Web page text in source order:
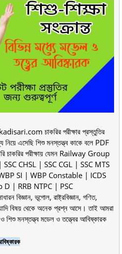
চাকরির পরীক্ষার প্রস্তুতির
এসেছি শিশু মনস্তত্ত্ব কাকে বলে PDF
চাকরির পরীক্ষায় যেমন Railway Group
CHSL | SSC CGL | SSC MTS
SI | WBP Constable | ICDS
| RRB NTPC | PSC
বিজ্ঞান, ভূগোল, রাষ্ট্রবিজ্ঞান, গণিত,
বিষয় থেকে অনেক প্রশ্ন আসে। তাই আমরা
শিশু মনস্তত্ত্ব মডেল ও তত্ত্বের আবিষ্কারক